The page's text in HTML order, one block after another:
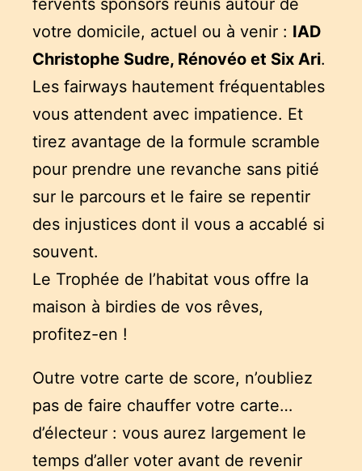
fervents sponsors réunis autour de
votre domicile, actuel ou à venir : IAD
Christophe Sudre, Rénovéo et Six Ari.
Les fairways hautement fréquentables
vous attendent avec impatience. Et
tirez avantage de la formule scramble
pour prendre une revanche sans pitié
sur le parcours et le faire se repentir
des injustices dont il vous a accablé si
souvent.
Le Trophée de l’habitat vous offre la
maison à birdies de vos rêves,
profitez-en !
Outre votre carte de score, n’oubliez
pas de faire chauffer votre carte…
d’électeur : vous aurez largement le
temps d’aller voter avant de revenir